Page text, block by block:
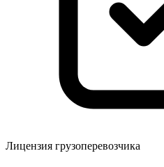
Лицензия грузоперевозчика